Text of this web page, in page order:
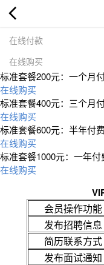
在线付款
在线购买
标准套餐200元：一个月
在线购买
标准套餐400元：三个月
在线购买
标准套餐600元：半年付
在线购买
标准套餐1000元：一年付
在线购买
会员操作功能
发布招聘信息
简历联系方式
发布面试通知